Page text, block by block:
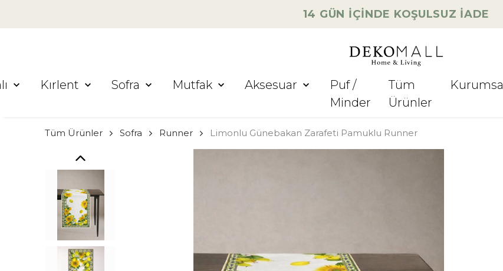
14 GÜN İÇİNDE KOŞULSUZ İADE
Kırlent Sofra Mutfak Aksesuar
Puf /
Minder
Tüm
Ürünler
Kurumsal
Tüm Ürünler Sofra Runner Limonlu Günebakan Zarafeti Pamuklu Runner